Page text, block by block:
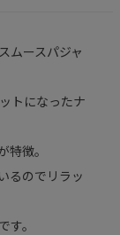
ムースパジャ
トになったナ
徴。
るのでリラッ
。